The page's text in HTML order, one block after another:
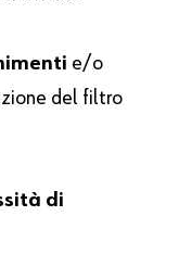
e/o
del filtro
di